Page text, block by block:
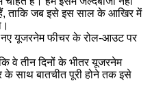
ताकि जब इसे इस साल के आखिर में
नए यूजरनेम फीचर के रोल-आउट पर
वे तीन दिनों के भीतर यूजरनेम
के साथ बातचीत पूरी होने तक इसे